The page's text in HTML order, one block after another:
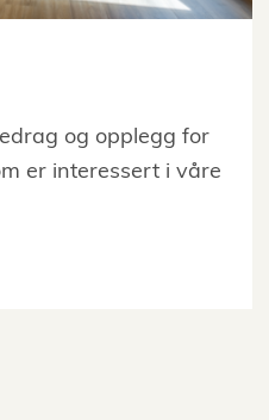
og opplegg for
er interessert i våre